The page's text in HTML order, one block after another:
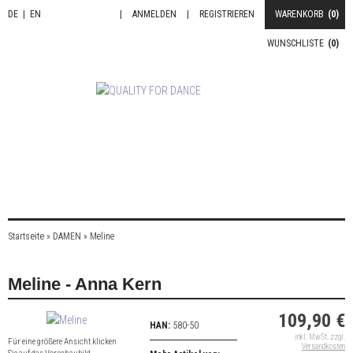
DE EN WARENKORB (0)
REGISTRIEREN
ANMELDEN
WUNSCHLISTE (0)
Startseite » DAMEN » Meline
Meline - Anna Kern
Für eine größere Ansicht klicken
HAN:580-50 109,90 €
inkl. MwSt. zzgl.
Versandkosten